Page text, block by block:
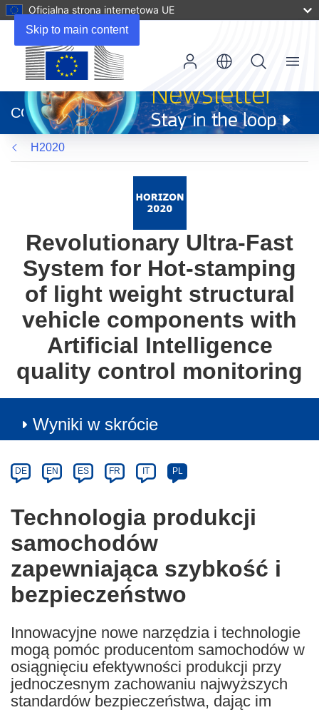
Skip to main content
Oficjalna strona internetowa UE
otworzy
się
w
nowym
oknie)
CORDIS
Menu
H2020
Revolutionary Ultra-Fast
System for Hot-stamping
of light weight structural
vehicle components with
Artificial Intelligence
quality control monitoring
Wyniki w skrócie
Category
Article
available
the
following
languages:
DE EN ES FR IT PL
Technologia produkcji
samochodów
zapewniająca szybkość i
bezpieczeństwo
Innowacyjne nowe narzędzia i technologie
mogą pomóc producentom samochodów w
osiągnięciu efektywności produkcji przy
jednoczesnym zachowaniu najwyższych
standardów bezpieczeństwa, dając im